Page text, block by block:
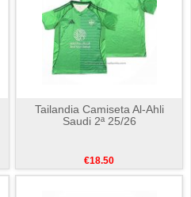
Tailandia Camiseta Al-Ahli
Saudi 2ª 25/26
€18.50